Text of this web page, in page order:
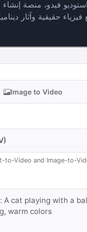
فيدو، منصة
فيزياء حقيقية وآثار